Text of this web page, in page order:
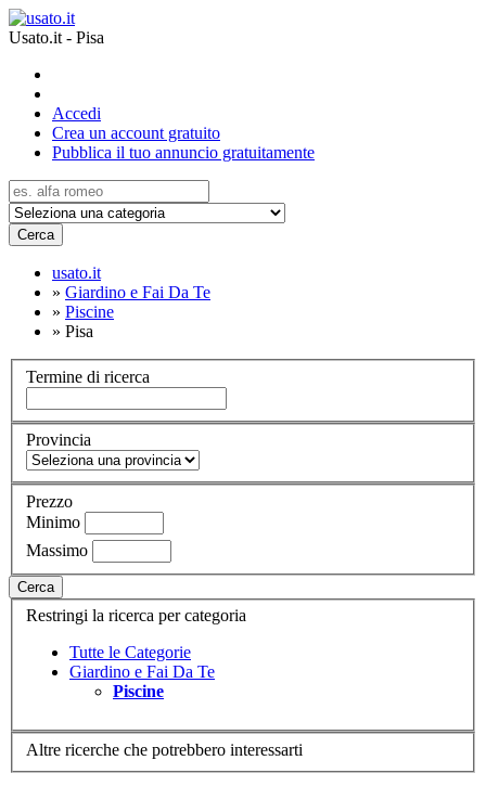
Usato.it - Pisa
Accedi
Crea un account gratuito
Pubblica il tuo annuncio gratuitamente
Cerca
usato.it
» Giardino e Fai Da Te
» Piscine
» Pisa
Termine di ricerca
Provincia
Prezzo
Minimo
Massimo
Cerca
Restringi la ricerca per categoria
Tutte le Categorie
Giardino e Fai Da Te
Piscine
Altre ricerche che potrebbero interessarti